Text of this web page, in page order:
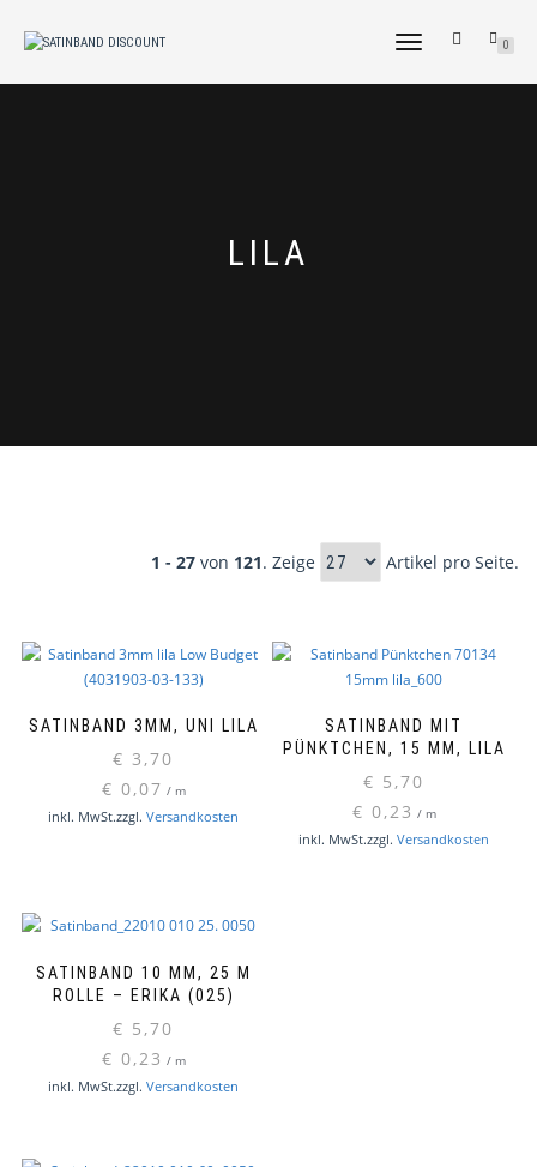
NAVIGATION
0
LILA
1 - 27 von 121. Zeige Artikel pro Seite.
SATINBAND 3MM, UNI LILA
€ 3,70
€ 0,07 / m
inkl. MwSt.zzgl. Versandkosten
SATINBAND MIT
PÜNKTCHEN, 15 MM, LILA
€ 5,70
€ 0,23 / m
inkl. MwSt.zzgl. Versandkosten
SATINBAND 10 MM, 25 M
ROLLE – ERIKA (025)
€ 5,70
€ 0,23 / m
inkl. MwSt.zzgl. Versandkosten